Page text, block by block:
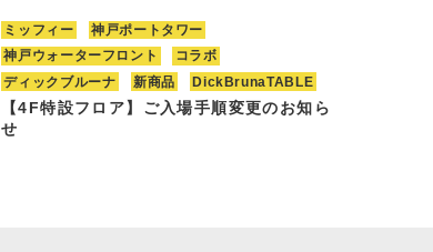
ミッフィー
神戸ポートタワー
神戸ウォーターフロント
コラボ
ディックブルーナ
新商品 DickBrunaTABLE
【4F特設フロア】ご入場手順変更のお知ら
せ